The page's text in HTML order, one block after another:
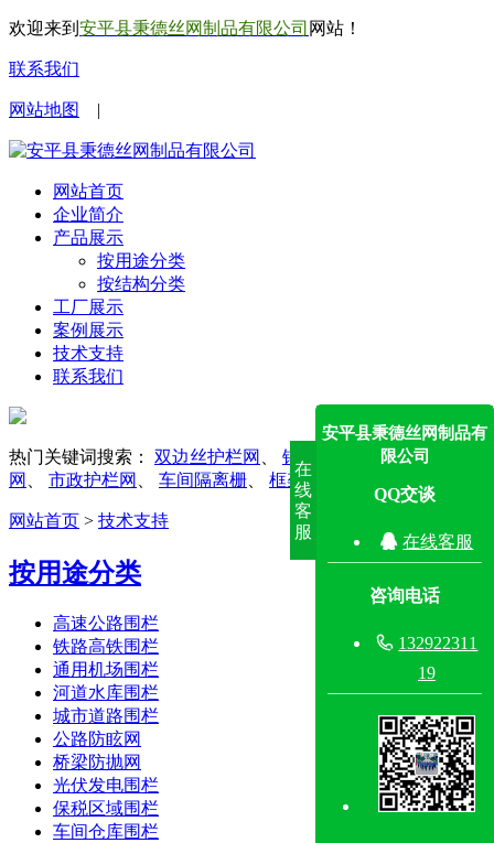
欢迎来到 安平县秉德丝网制品有限公司 网站！
联系我们
网站地图 |
网站首页
企业简介
产品展示
按用途分类
按结构分类
工厂展示
案例展示
技术支持
联系我们
热门关键词搜索： 双边丝护栏网 锌钢护栏网 、勾花护栏
网
市政护栏网 车间隔离栅 框架护栏网
网站首页 > 技术支持
按用途分类
高速公路围栏
铁路高铁围栏
通用机场围栏
河道水库围栏
城市道路围栏
公路防眩网
桥梁防抛网
光伏发电围栏
保税区域围栏
车间仓库围栏
在
线
客
服
安平县秉德丝网制品有
限公司
QQ交谈
 在线客服
咨询电话
 132922311
19